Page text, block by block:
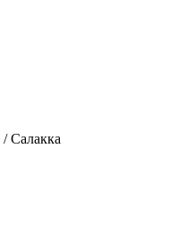
/ Салакка